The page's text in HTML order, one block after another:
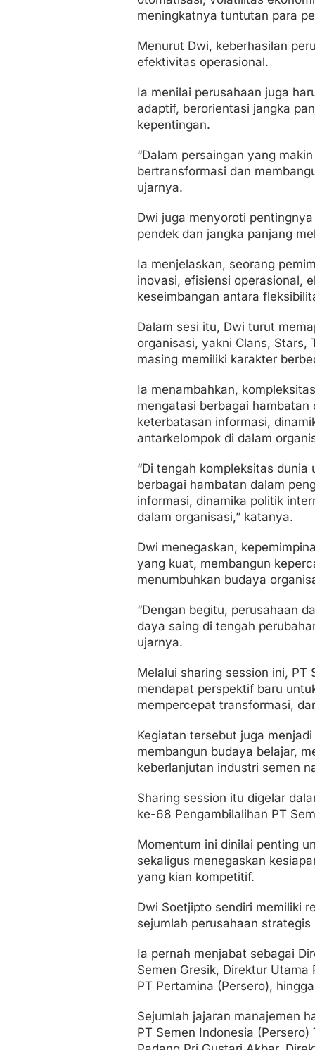
meningkatnya tuntutan para
Menurut Dwi, keberhasilan
efektivitas operasional.
Ia menilai perusahaan juga
adaptif, berorientasi jangka
kepentingan.
“Dalam persaingan yang
bertransformasi dan
ujarnya.
Dwi juga menyoroti
pendek dan jangka panjang
Ia menjelaskan, seorang
inovasi, efisiensi operasional,
keseimbangan antara
Dalam sesi itu, Dwi turut
organisasi, yakni Clans, Stars,
masing memiliki karakter
Ia menambahkan,
mengatasi berbagai
keterbatasan informasi,
antarkelompok di dalam
“Di tengah kompleksitas
berbagai hambatan dalam
informasi, dinamika politik
dalam organisasi,” katanya.
Dwi menegaskan,
yang kuat, membangun
menumbuhkan budaya
“Dengan begitu, perusahaan
daya saing di tengah
ujarnya.
Melalui sharing session ini, PT
mendapat perspektif baru
mempercepat transformasi,
Kegiatan tersebut juga
membangun budaya belajar,
keberlanjutan industri semen
Sharing session itu digelar
ke-68 Pengambilalihan PT
Momentum ini dinilai penting
sekaligus menegaskan
yang kian kompetitif.
Dwi Soetjipto sendiri memiliki
sejumlah perusahaan strategis
Ia pernah menjabat sebagai
Semen Gresik, Direktur
PT Pertamina (Persero),
Sejumlah jajaran manajemen
PT Semen Indonesia